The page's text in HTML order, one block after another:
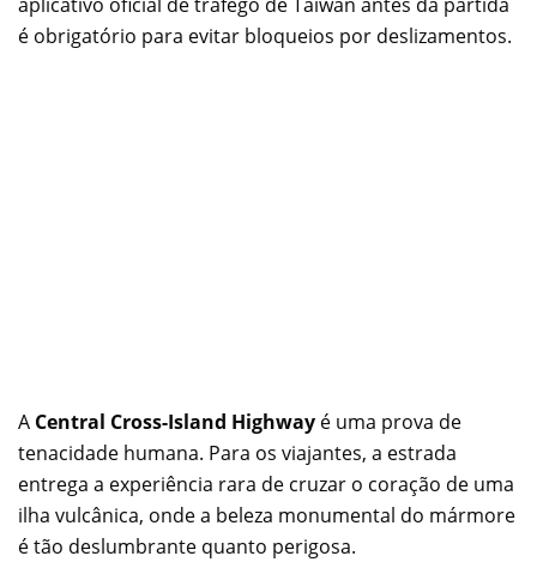
é obrigatório para evitar bloqueios por deslizamentos.
A Central Cross-Island Highway é uma prova de
tenacidade humana. Para os viajantes, a estrada
entrega a experiência rara de cruzar o coração de uma
ilha vulcânica, onde a beleza monumental do mármore
é tão deslumbrante quanto perigosa.